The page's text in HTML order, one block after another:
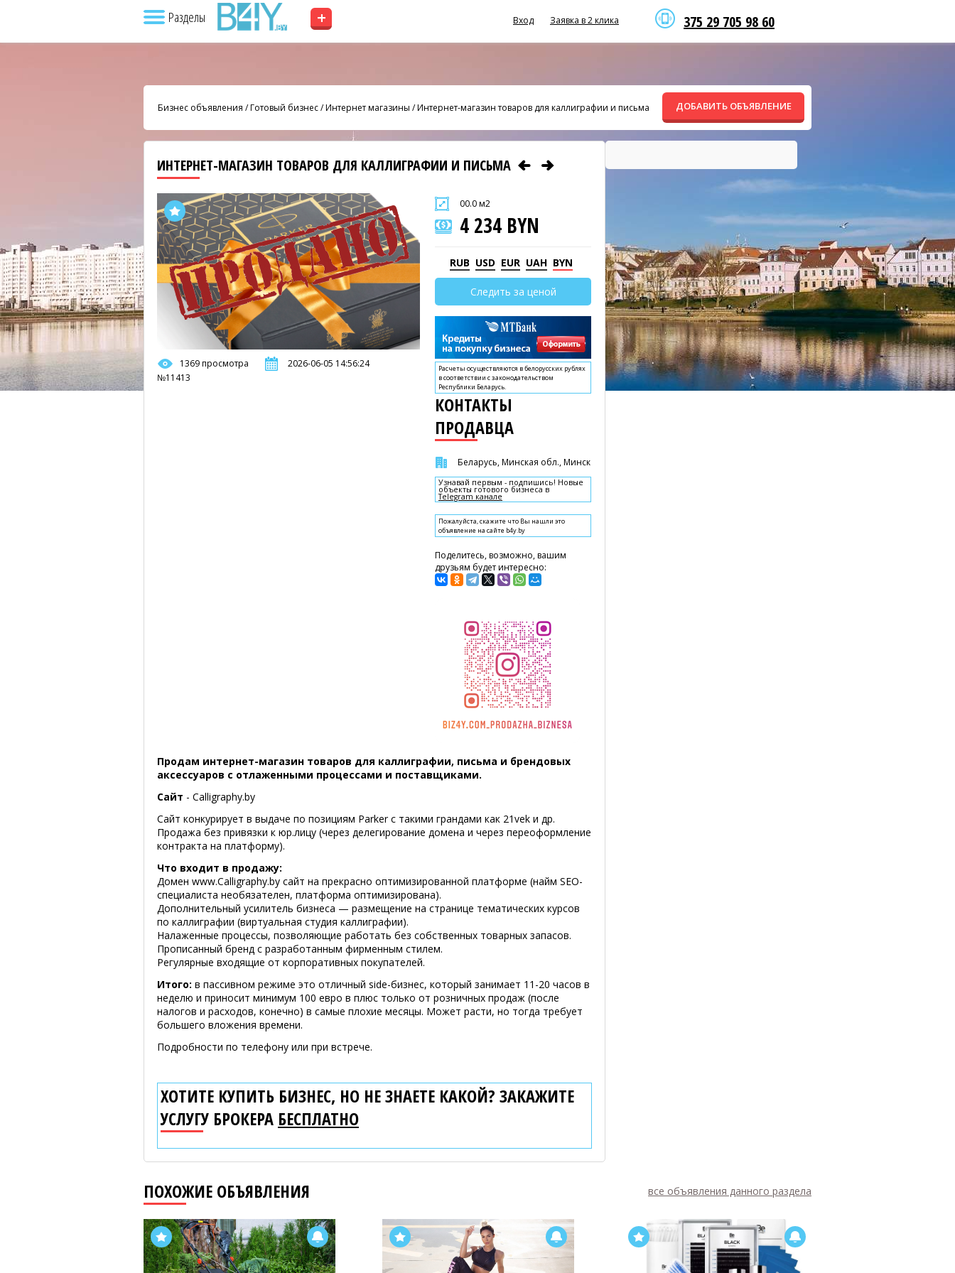
Разделы + 375 29 705 98 60
Вход Заявка в 2 клика
Бизнес объявления /Готовый бизнес/Интернет магазины /Интернет-магазин товаров для каллиграфии и письма ДОБАВИТЬ ОБЪЯВЛЕНИЕ
ИНТЕРНЕТ-МАГАЗИН ТОВАРОВ ДЛЯ КАЛЛИГРАФИИ И ПИСЬМА
1369 просмотра
2026-06-05 14:56:24
№11413
00.0 м2
4 234 BYN
RUB USD EUR UAH BYN
Следить за ценой
Расчеты осуществляются в белорусских рублях
в соответствии с законодательством
Республики Беларусь.
КОНТАКТЫ
ПРОДАВЦА
Беларусь, Минская обл., Минск
Узнавай первым - подпишись! Новые
объекты готового бизнеса в
Telegram канале
Пожалуйста, скажите что Вы нашли это
объявление на сайте b4y.by
Поделитесь, возможно, вашим
друзьям будет интересно:
Продам интернет-магазин товаров для каллиграфии, письма и брендовых
аксессуаров с отлаженными процессами и поставщиками.
Сайт - Calligraphy.by
Сайт конкурирует в выдаче по позициям Parker с такими грандами как 21vek и др.
Продажа без привязки к юр.лицу (через делегирование домена и через переоформление
контракта на платформу).
Что входит в продажу:
Домен www.Calligraphy.by сайт на прекрасно оптимизированной платформе (найм SEO-
специалиста необязателен, платформа оптимизирована).
Дополнительный усилитель бизнеса — размещение на странице тематических курсов
по каллиграфии (виртуальная студия каллиграфии).
Налаженные процессы, позволяющие работать без собственных товарных запасов.
Прописанный бренд с разработанным фирменным стилем.
Регулярные входящие от корпоративных покупателей.
Итого: в пассивном режиме это отличный side-бизнес, который занимает 11-20 часов в
неделю и приносит минимум 100 евро в плюс только от розничных продаж (после
налогов и расходов, конечно) в самые плохие месяцы. Может расти, но тогда требует
большего вложения времени.
Подробности по телефону или при встрече.
ХОТИТЕ КУПИТЬ БИЗНЕС, НО НЕ ЗНАЕТЕ КАКОЙ? ЗАКАЖИТЕ
УСЛУГУ БРОКЕРА БЕСПЛАТНО
ПОХОЖИЕ ОБЪЯВЛЕНИЯ все объявления данного раздела